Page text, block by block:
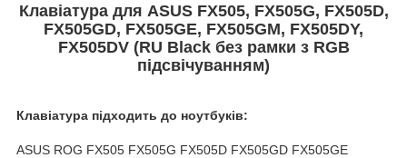
Клавіатура для ASUS FX505, FX505G, FX505D,
FX505GD, FX505GE, FX505GM, FX505DY,
FX505DV (RU Black без рамки з RGB
підсвічуванням)
Клавіатура підходить до ноутбуків:
ASUS ROG FX505 FX505G FX505D FX505GD FX505GE